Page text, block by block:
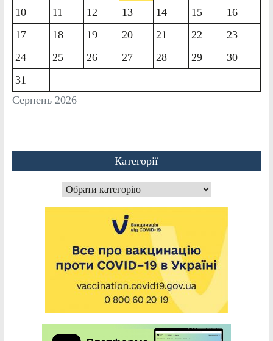
Серпень 2026
10
11 12 13 14 15
16
17
18 19 20 21 22
23
24
25 26 27 28 29
30
31
Категорії
Категорії